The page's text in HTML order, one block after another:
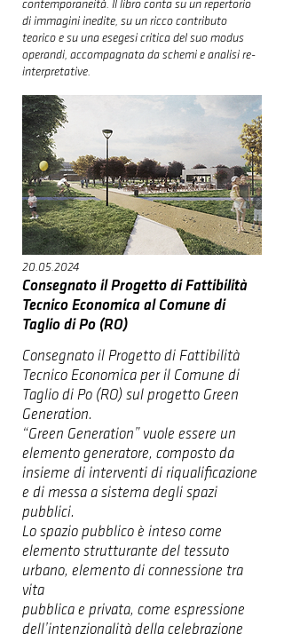
contemporaneità. Il libro conta su un repertorio
di immagini inedite, su un ricco contributo
teorico e su una esegesi critica del suo modus
operandi, accompagnata da schemi e analisi re-
interpretative.
20.05.2024
Consegnato il Progetto di Fattibilità
Tecnico Economica al Comune di
Taglio di Po (RO)
Consegnato il Progetto di Fattibilità
Tecnico Economica per il Comune di
Taglio di Po (RO) sul progetto Green
Generation.
“Green Generation” vuole essere un
elemento generatore, composto da
insieme di interventi di riqualificazione
e di messa a sistema degli spazi
pubblici.
Lo spazio pubblico è inteso come
elemento strutturante del tessuto
urbano, elemento di connessione tra
vita
pubblica e privata, come espressione
dell’intenzionalità della celebrazione